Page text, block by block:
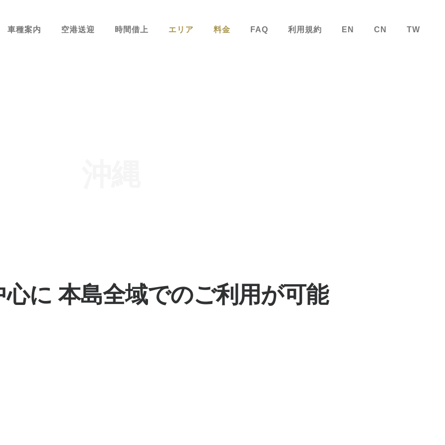
車種案内 空港送迎 時間借上 エリア 料金 FAQ 利用規約 EN CN TW
に 本島全域でのご利用が可能